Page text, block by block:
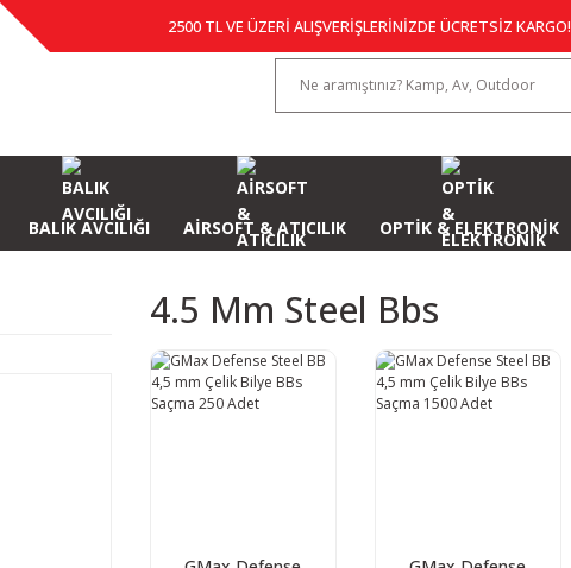
2500 TL VE ÜZERİ ALIŞVERİŞLERİNİZDE ÜCRETSİZ KARGO!
BALIK AVCILIĞI AİRSOFT & ATICILIK OPTİK & ELEKTRONİK
4.5 Mm Steel Bbs